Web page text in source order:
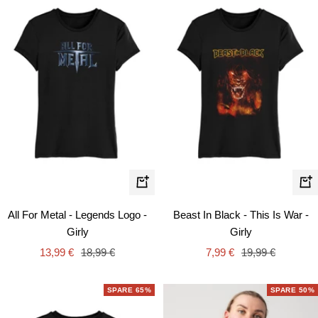
Schnellansicht
All For Metal - Legends Logo -
Girly
Angebotspreis
13,99 € Regulärer
18,99 €
Beast In Black - This Is War -
Girly
Angebotspreis
7,99 € Regulärer
19,99 €
SPARE 65% SPARE 50%